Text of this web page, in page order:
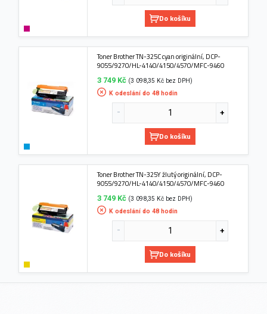
Do košíku
Toner Brother TN-325C cyan originální, DCP-
9055/9270/HL-4140/4150/4570/MFC-9460
3 749 Kč (3 098,35 Kč bez DPH)
K odeslání do 48 hodin
Do košíku
Toner Brother TN-325Y žlutý originální, DCP-
9055/9270/HL-4140/4150/4570/MFC-9460
3 749 Kč (3 098,35 Kč bez DPH)
K odeslání do 48 hodin
Do košíku